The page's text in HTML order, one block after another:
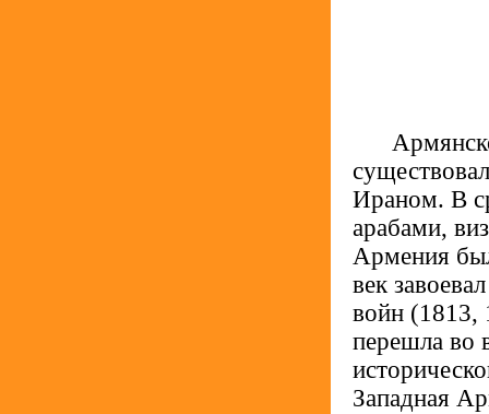
Ираном. В
арабами,
Армения
век
войн (1813,
перешла во
Западная